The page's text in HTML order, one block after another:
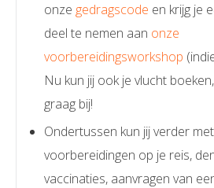
onze gedragscode en krijg je
deel te nemen aan onze
voorbereidingsworkshop
Nu kun jij ook je vlucht
graag bij!
Ondertussen kun jij verder
voorbereidingen op je reis,
vaccinaties, aanvragen van